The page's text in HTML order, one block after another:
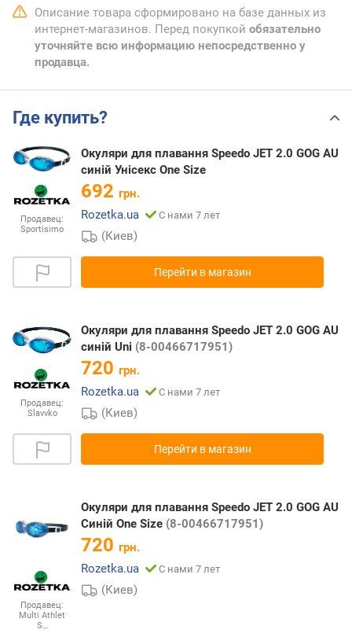
Описание товара сформировано на базе данных из
интернет-магазинов. Перед покупкой обязательно
уточняйте всю информацию непосредственно у
продавца.
Где купить?
Продавец:
Sportisimo
Окуляри для плавання Speedo JET 2.0 GOG AU
синій Унісекс One Size
692 грн.
Rozetka.ua
С нами 7 лет
(Киев)
Перейти в магазин
Продавец:
Slavvko
Окуляри для плавання Speedo JET 2.0 GOG AU
синій Uni (8-00466717951)
720 грн.
Rozetka.ua
С нами 7 лет
(Киев)
Перейти в магазин
Продавец:
Multi Athlet
S…
Окуляри для плавання Speedo JET 2.0 GOG AU
Синій One Size (8-00466717951)
720 грн.
Rozetka.ua
С нами 7 лет
(Киев)